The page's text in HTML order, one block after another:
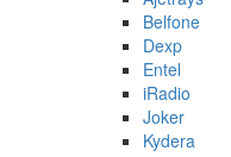
Belfone
Dexp
Entel
iRadio
Joker
Kydera